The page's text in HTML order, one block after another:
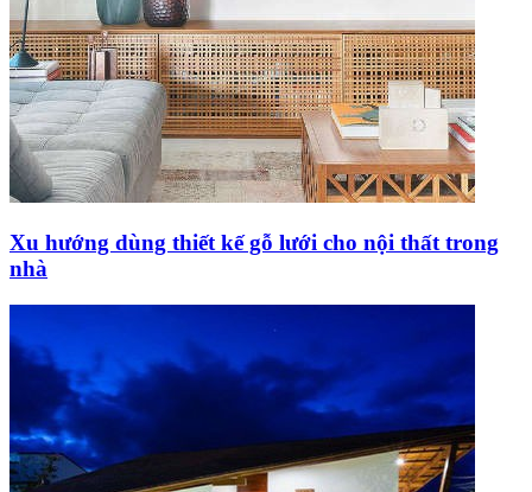
Xu hướng dùng thiết kế gỗ lưới cho nội thất trong
nhà